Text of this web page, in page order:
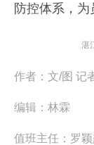
防控体系，为
湛
作者： 文/图 记
编辑： 林霖
值班主任： 罗